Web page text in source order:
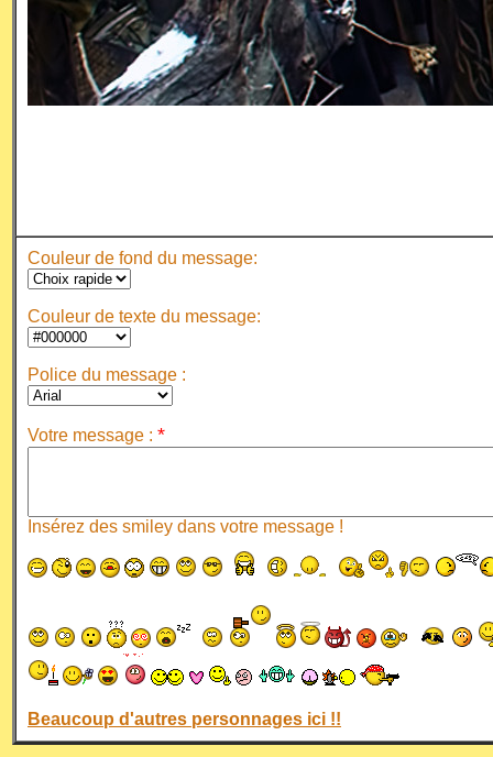
Couleur de fond du message:
Couleur de texte du message:
Police du message :
Votre message : *
Insérez des smiley dans votre message !
Beaucoup d'autres personnages ici !!